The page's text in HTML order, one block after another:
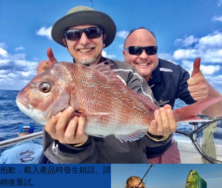
Product
List
Product
List
抱歉，載入產品時發生錯誤。請
稍後重試。